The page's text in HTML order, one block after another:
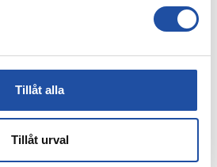
Tillåt alla
Tillåt urval